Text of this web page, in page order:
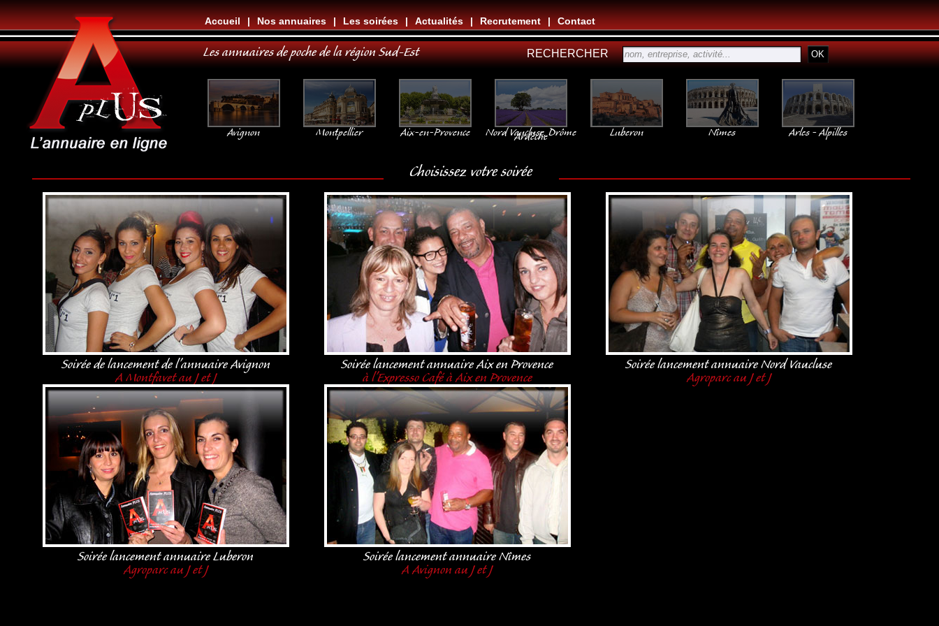
Les annuaires de poche de la région Sud-Est RECHERCHER
Accueil | Nos annuaires | Les soirées | Actualités | Recrutement | Contact
Avignon Montpellier Aix-en-Provence
Nord Vaucluse, Drôme
Ardèche
Luberon Nîmes Arles - Alpilles
Choisissez votre soirée
Soirée de lancement de l'annuaire Avignon
A Montfavet au J et J
Soirée lancement annuaire Aix en Provence
à l'Expresso Café à Aix en Provence
Soirée lancement annuaire Nord Vaucluse
Agroparc au J et J
Soirée lancement annuaire Luberon
Agroparc au J et J
Soirée lancement annuaire Nîmes
A Avignon au J et J